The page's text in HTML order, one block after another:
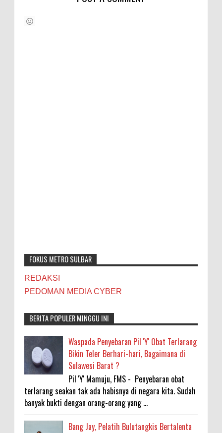
FOKUS METRO SULBAR
REDAKSI
PEDOMAN MEDIA CYBER
BERITA POPULER MINGGU INI
Waspada Penyebaran Pil 'Y' Obat Terlarang
Bikin Teler Berhari-hari, Bagaimana di
Sulawesi Barat ?
Pil 'Y' Mamuju, FMS - Penyebaran obat
terlarang seakan tak ada habisnya di negara kita. Sudah
banyak bukti dengan orang-orang yang ...
Bang Jay, Pelatih Bulutangkis Bertalenta